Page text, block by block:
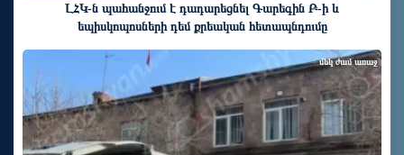
ԼՀԿ-ն պահանջում է դադարեցնել Գարեգին Բ-ի և
եպիսկոպոսների դեմ քրեական հետապնդումը
մեկ ժամ առաջ